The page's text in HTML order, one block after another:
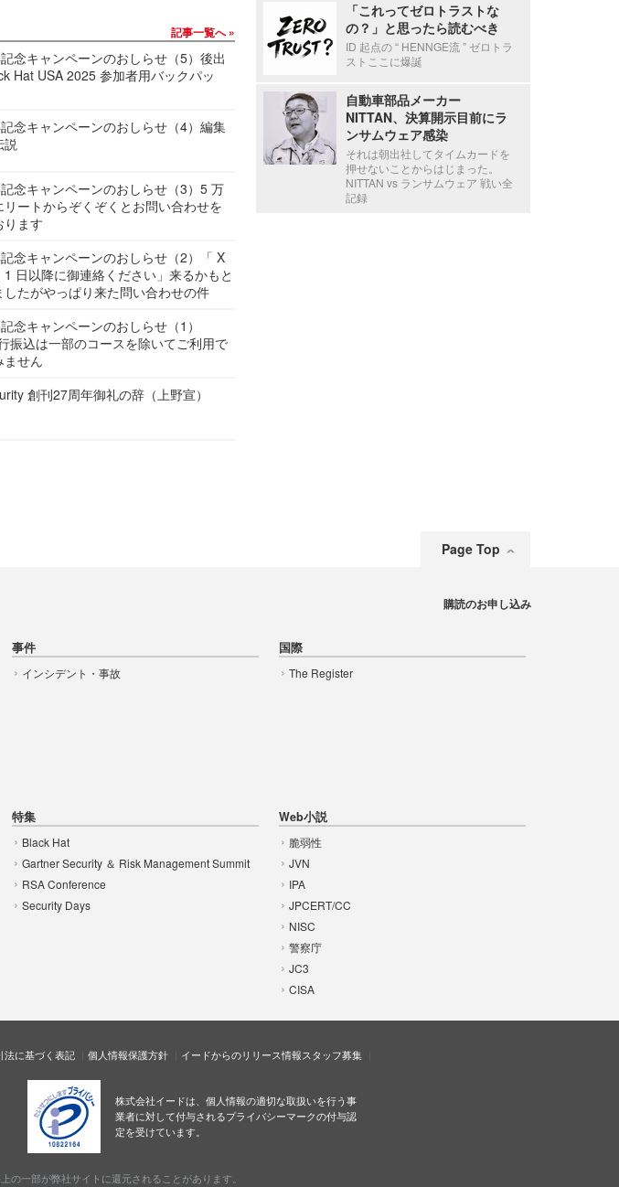
記事一覧へ
念キャンペーンのおしらせ（5）後出
Hat USA 2025 参加者用バックパッ
念キャンペーンのおしらせ（4）編集
説
念キャンペーンのおしらせ（3）5 万
リートからぞくぞくとお問い合わせを
ります
念キャンペーンのおしらせ（2）「 X
日以降に御連絡ください」来るかもと
したがやっぱり来た問い合わせの件
念キャンペーンのおしらせ（1）
振込は一部のコースを除いてご利用で
ません
創刊27周年御礼の辞（上野宣）
「これってゼロトラストな
の？」と思ったら読むべき
ID 起点の “ HENNGE流 ” ゼロトラ
ストここに爆誕
自動車部品メーカー
NITTAN、決算開示目前にラ
ンサムウェア感染
それは朝出社してタイムカードを
押せないことからはじまった。
NITTAN vs ランサムウェア 戦い全
記録
Page Top
事件
インシデント・事故
国際
The Register
特集
Black Hat
Gartner Security ＆ Risk Management Summit
RSA Conference
Security Days
Web小説
脆弱性
JVN
IPA
JPCERT/CC
NISC
警察庁
JC3
CISA
購読のお申し込み
法に基づく表記 個人情報保護方針 イードからのリリース情報スタッフ募集
株式会社イードは、個人情報の適切な取扱いを行う事
業者に対して付与されるプライバシーマークの付与認
定を受けています。
一部が弊社サイトに還元されることがあります。